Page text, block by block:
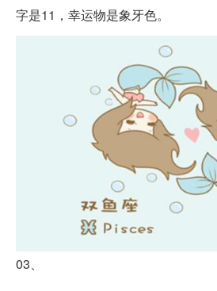
字是11，幸运物是象牙色。
03、